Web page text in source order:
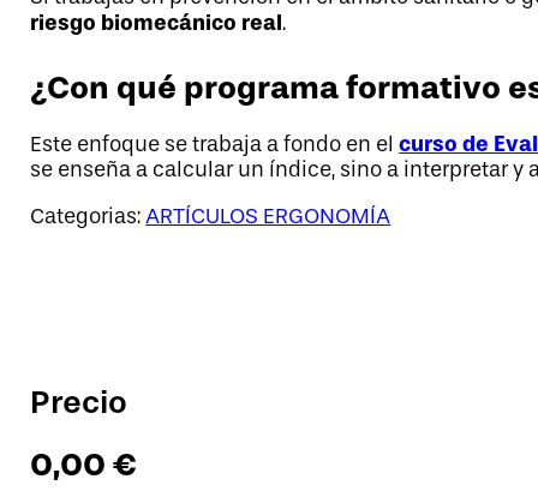
riesgo biomecánico real.
¿Con qué programa formativo
Este enfoque se trabaja a fondo en elcurso de
se enseña a calcular un índice, sino a interpretar
Categorias:ARTÍCULOS ERGONOMÍA
Precio
0,00€